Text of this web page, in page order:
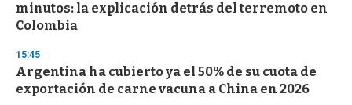
minutos: la explicación detrás del terremoto en
Colombia
15:45
Argentina ha cubierto ya el 50% de su cuota de
exportación de carne vacuna a China en 2026